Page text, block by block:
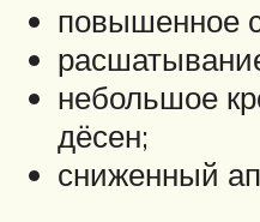
повышенное
небольшое
дёсен;
сниженный